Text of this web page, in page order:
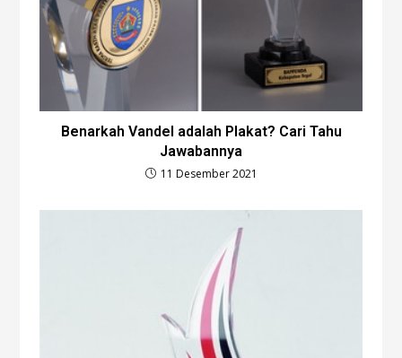
Benarkah Vandel adalah Plakat? Cari Tahu
Jawabannya
11 Desember 2021